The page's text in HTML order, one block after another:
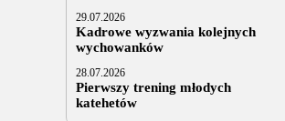
29.07.2026
Kadrowe wyzwania kolejnych
wychowanków
28.07.2026
Pierwszy trening młodych
katehetów